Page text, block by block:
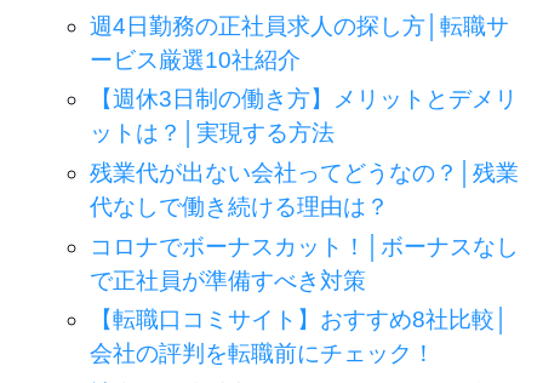
週4日勤務の正社員求人の探し方│転職サ
ービス厳選10社紹介
【週休3日制の働き方】メリットとデメリ
ットは？│実現する方法
残業代が出ない会社ってどうなの？│残業
代なしで働き続ける理由は？
コロナでボーナスカット！│ボーナスなし
で正社員が準備すべき対策
【転職口コミサイト】おすすめ8社比較│
会社の評判を転職前にチェック！